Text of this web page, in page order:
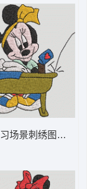
场景刺绣图 米妮